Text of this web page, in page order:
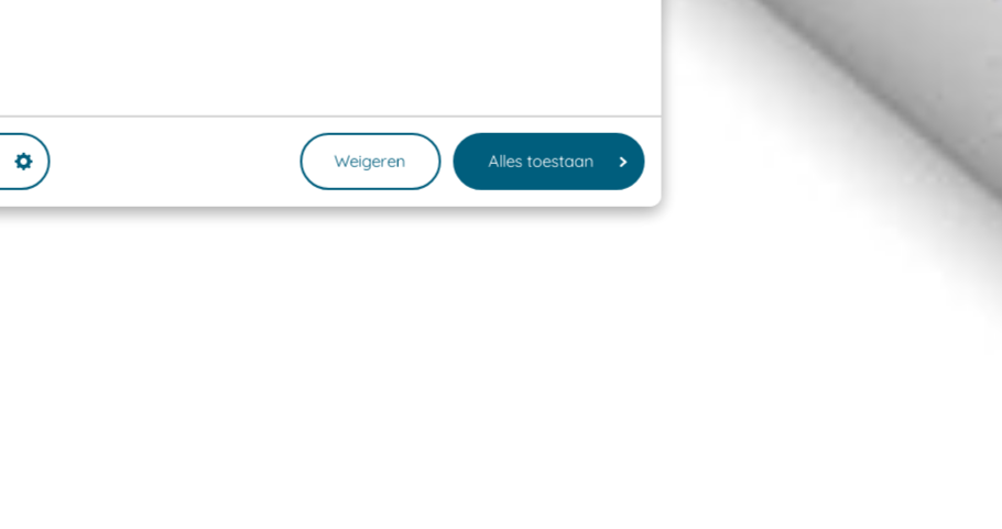
Weigeren Alles toestaan